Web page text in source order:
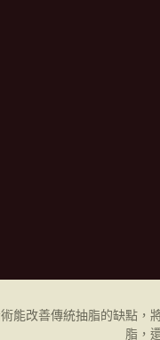
術能改善傳統抽脂的缺點，
脂，